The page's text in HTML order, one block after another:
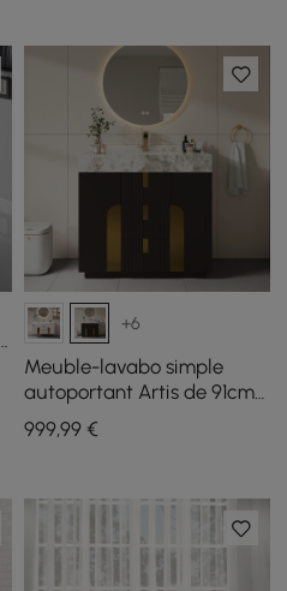
+6
Meuble-lavabo simple
autoportant Artis de 91cm
avec dessus en pierre
frittée
999,99€